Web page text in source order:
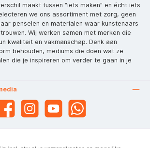
maakt tussen “iets maken” en écht iets
we ons assortiment met zorg, geen
penselen en materialen waar kunstenaars
Wij werken samen met merken die
kwaliteit en vakmanschap. Denk aan
behouden, mediums die doen wat ze
die je inspireren om verder te gaan in je